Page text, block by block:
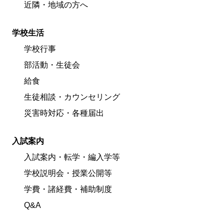
近隣・地域の方へ
学校生活
学校行事
部活動・生徒会
給食
生徒相談・カウンセリング
災害時対応・各種届出
入試案内
入試案内・転学・編入学等
学校説明会・授業公開等
学費・諸経費・補助制度
Q&A